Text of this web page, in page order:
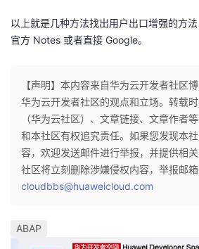
以上就是几种方法找出用户出口增强的方
官方 Notes 或者直接 Google。
【声明】本内容来自华为云开发者社区
华为云开发者社区的观点和立场。转载
（华为云社区）、文章链接、文章作者
和本社区有权追究责任。如果您发现本
容，欢迎发送邮件进行举报，并提供相
社区将立刻删除涉嫌侵权内容，举报邮箱
cloudbbs@huaweicloud.com
ABAP